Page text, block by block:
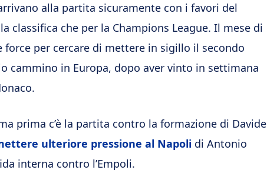
alla partita sicuramente con i favori del
classifica che per la Champions League. Il mese di
per cercare di mettere in sigillo il secondo
cammino in Europa, dopo aver vinto in settimana
prima c’è la partita contro la formazione di Davide
ulteriore pressione al Napoli di Antonio
interna contro l’Empoli.